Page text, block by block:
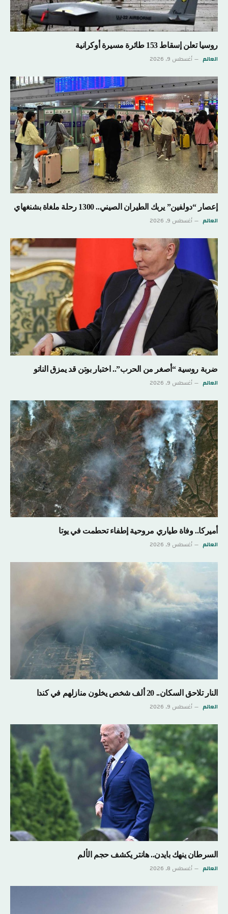
روسيا تعلن إسقاط 153 طائرة مسيرة أوكرانية
العالم أغسطس 9, 2026
إعصار “دولفين” يربك الطيران الصيني.. 1300 رحلة ملغاة بشنغهاي
العالم أغسطس 9, 2026
ضربة روسية “أصغر من الحرب”.. اختبار بوتن قد يمزق الناتو
العالم أغسطس 9, 2026
أميركا.. وفاة طياري مروحية إطفاء تحطمت في يوتا
العالم أغسطس 9, 2026
النار تلاحق السكان.. 20 ألف شخص يخلون منازلهم في كندا
العالم أغسطس 9, 2026
السرطان ينهك بايدن.. هانتر يكشف حجم الألم
العالم أغسطس 8, 2026